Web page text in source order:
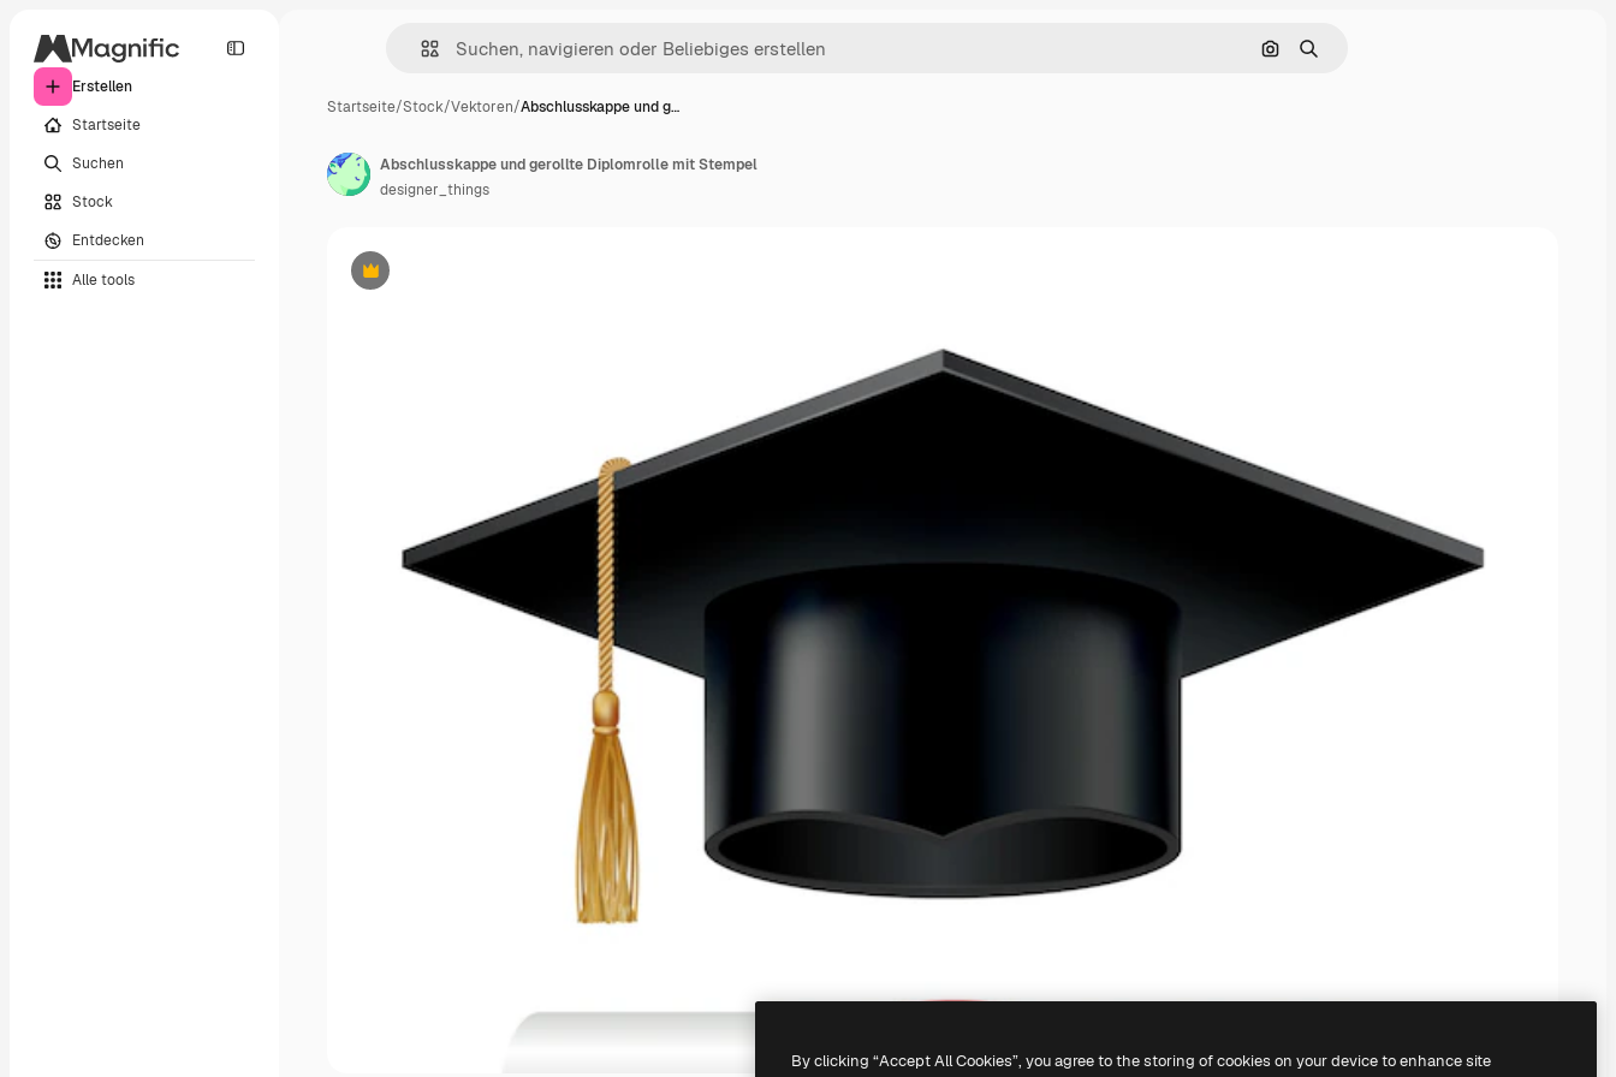
Erstellen
Startseite
Suchen
Stock
Entdecken
Alle tools
Nach Bild suchen
Suchen
Startseite/Stock/Vektoren/Abschlusskappe und g…
Premium
Abschlusskappe und gerollte Diplomrolle mit Stempel
designer_things
By clicking “Accept All Cookies”, you agree to the storing of cookies on your device to enhance site